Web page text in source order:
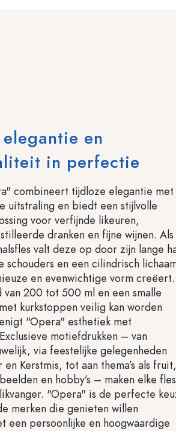
en
in perfectie
combineert tijdloze elegantie met
uitstraling en biedt een stijlvolle
voor verfijnde likeuren,
dranken en fijne wijnen. Als
valt deze op door zijn lange
schouders en een cilindrisch
en evenwichtige vorm creëert.
van 200 tot 500 ml en een smalle
kurkstoppen veilig kan worden
"Opera" esthetiek met
motiefdrukken – van
via feestelijke gelegenheden
Kerstmis, tot aan thema’s als fruit,
en hobby’s – maken elke fles
"Opera" is de perfecte
merken die genieten willen
een persoonlijke en hoogwaardige